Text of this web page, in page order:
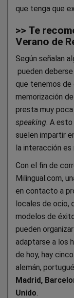
que tenga que
>> Te
Verano de
Según señalan
pueden
que tenemos de
memorización
presta muy
speaking . A
suelen impartir
la interacción es
Con el fin de
Milingual.com,
en contacto a
locales de ocio,
modelos de
pueden
adaptarse a los
de hoy, hay
alemán,
Madrid,
Unido